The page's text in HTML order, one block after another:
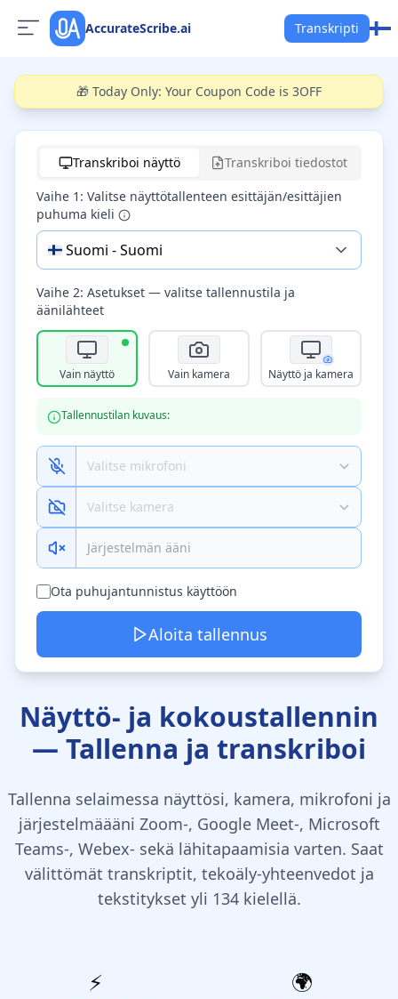
AccurateScribe.ai Transkripti
🎁 Today Only: Your Coupon Code is 3OFF
Transkriboi näyttö
Transkriboi tiedostot
Vaihe 1: Valitse näyttötallenteen esittäjän/esittäjien
puhuma kieli
🇫🇮Suomi -Suomi
Vaihe 2: Asetukset — valitse tallennustila ja
äänilähteet
Vain näyttö Vain kamera Näyttö ja kamera
Tallennustilan kuvaus:
Järjestelmän ääni
Ota puhujantunnistus käyttöön
Aloita tallennus
Näyttö- ja kokoustallennin
— Tallenna ja transkriboi
Tallenna selaimessa näyttösi, kamera, mikrofoni ja
järjestelmäääni Zoom-, Google Meet-, Microsoft
Teams-, Webex- sekä lähitapaamisia varten. Saat
välittömät transkriptit, tekoäly-yhteenvedot ja
tekstitykset yli 134 kielellä.
⚡️ 🌍